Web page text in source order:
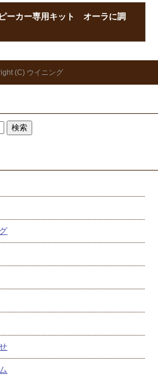
ーカー専用キット オーラに調
(C) ウイニング